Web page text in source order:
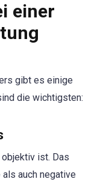
einer
gibt es einige
die wichtigsten:
ist. Das
auch negative